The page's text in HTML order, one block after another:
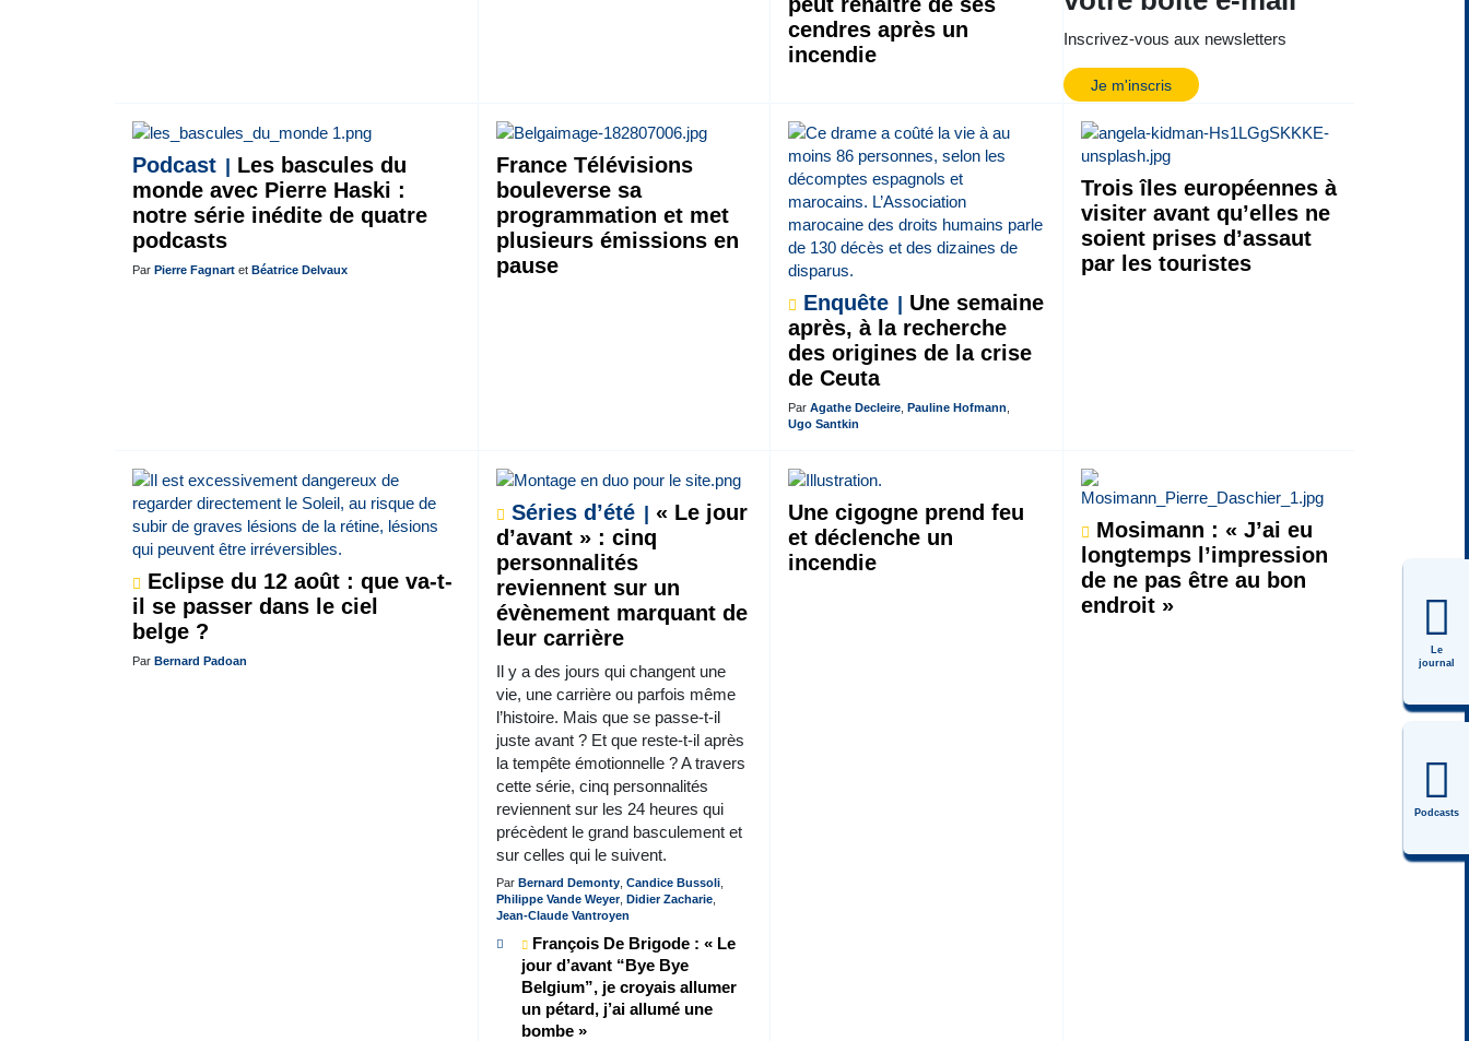
Le
journal
Podcasts
cendres après un
incendie
Inscrivez-vous aux newsletters
Je m'inscris
Podcast
Les bascules du
monde avec Pierre Haski :
notre série inédite de quatre
podcasts
Par Pierre Fagnartet Béatrice Delvaux
France Télévisions
bouleverse sa
programmation et met
plusieurs émissions en
pause
Enquête
Une semaine
après, à la recherche
des origines de la crise
de Ceuta
ParAgathe Decleire ,Pauline Hofmann
Ugo Santkin
Trois îles européennes à
visiter avant qu’elles ne
soient prises d’assaut
par les touristes
Eclipse du 12 août : que va-t-
il se passer dans le ciel
belge ?
Par Bernard Padoan
Séries d’été
« Le jour
d’avant » : cinq
personnalités
reviennent sur un
évènement marquant de
leur carrière
Il y a des jours qui changent une
vie, une carrière ou parfois même
l’histoire. Mais que se passe-t-il
juste avant ? Et que reste-t-il après
la tempête émotionnelle ? A travers
cette série, cinq personnalités
reviennent sur les 24 heures qui
précèdent le grand basculement et
sur celles qui le suivent.
Par Bernard Demonty, Candice Bussoli,
Philippe Vande Weyer, Didier Zacharie,
Jean-Claude Vantroyen
François De Brigode : « Le
jour d’avant “Bye Bye
Belgium”, je croyais allumer
un pétard, j’ai allumé une
bombe »
Une cigogne prend feu
et déclenche un
incendie
Mosimann : « J’ai eu
longtemps l’impression
de ne pas être au bon
endroit »